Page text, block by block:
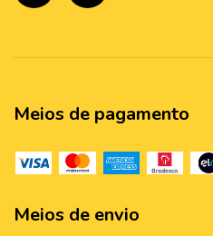
Meios de pagamento
Meios de envio